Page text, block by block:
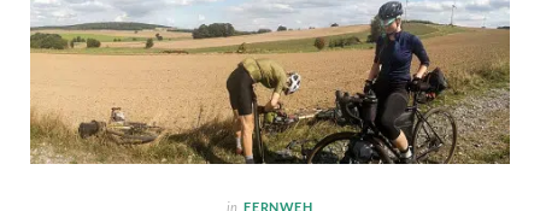
in FERNWEH